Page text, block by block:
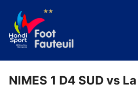
contenu
NIMES 1 D4 SUD vs